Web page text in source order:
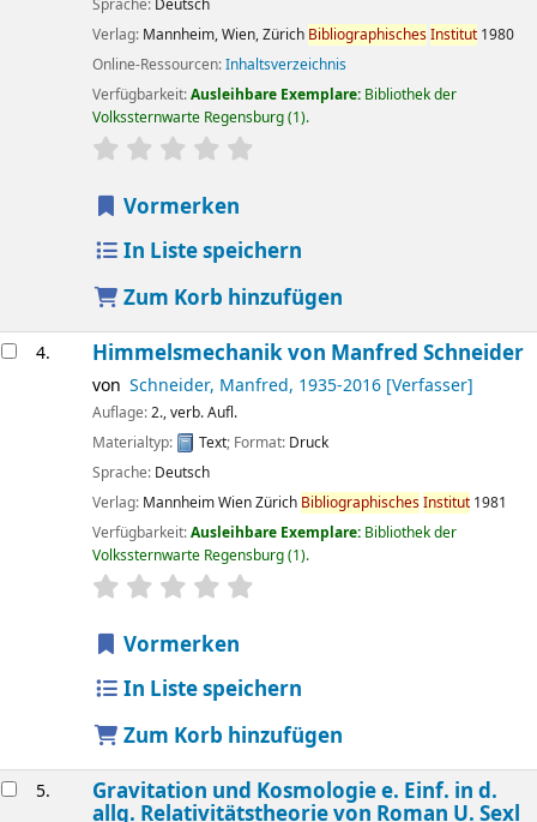
Sprache: Deutsch
Verlag: Mannheim, Wien, Zürich BibliographischesInstitut 1980
Online-Ressourcen:Inhaltsverzeichnis
Verfügbarkeit:Ausleihbare Exemplare: Bibliothek der
Volkssternwarte Regensburg(1).
Sternchenbewertung
Vormerken
In Liste speichern
Zum Korb hinzufügen
4. Himmelsmechanikvon Manfred Schneider
von Schneider, Manfred, 1935-2016[Verfasser]
Auflage:2., verb. Aufl.
Materialtyp:
Text; Format: Druck
Sprache: Deutsch
Verlag: MannheimWienZürich BibliographischesInstitut 1981
Verfügbarkeit:Ausleihbare Exemplare: Bibliothek der
Volkssternwarte Regensburg(1).
Sternchenbewertung
Vormerken
In Liste speichern
Zum Korb hinzufügen
5. Gravitation und Kosmologie e. Einf. in d.
allg. Relativitätstheorievon Roman U. Sexl